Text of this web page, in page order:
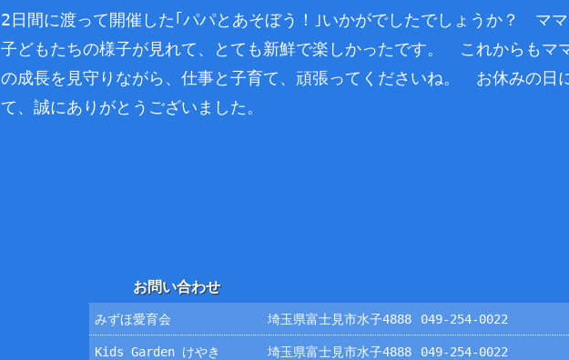
2日間に渡って開催した｢パパとあそぼう！｣いかがでしたでしょうか？ マ
子どもたちの様子が見れて、とても新鮮で楽しかったです。 これからもマ
の成長を見守りながら、仕事と子育て、頑張ってくださいね。 お休みの日
て、誠にありがとうございました。
お問い合わせ
みずほ愛育会 埼玉県富士見市水子4888 049-254-0022
Kids Garden けやき 埼玉県富士見市水子4888 049-254-0022